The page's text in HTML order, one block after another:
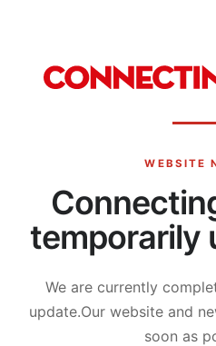
WEBSITE
temporarily
We are currently
update.Our website and
soon as